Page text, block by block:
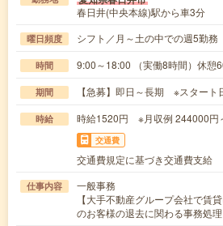
春日井(中央本線)駅から車3分
曜日頻度 シフト／月～土の中での週5勤務
時間 9:00～18:00 （実働8時間）休
期間 【急募】即日～長期 ※スタート
時給 時給1520円 ※月収例 244000円
交通費
交通費規定に基づき交通費支給
仕事内容
一般事務
【大手不動産グループ会社で賃
のお客様の退去に関わる事務処